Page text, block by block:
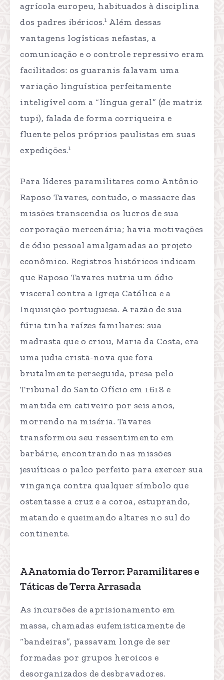
agrícola europeu, habituados à disciplina
dos padres ibéricos.1 Além dessas
vantagens logísticas nefastas, a
comunicação e o controle repressivo eram
facilitados: os guaranis falavam uma
variação linguística perfeitamente
inteligível com a “língua geral” (de matriz
tupi), falada de forma corriqueira e
fluente pelos próprios paulistas em suas
expedições.1
Para líderes paramilitares como Antônio
Raposo Tavares, contudo, o massacre das
missões transcendia os lucros de sua
corporação mercenária; havia motivações
de ódio pessoal amalgamadas ao projeto
econômico. Registros históricos indicam
que Raposo Tavares nutria um ódio
visceral contra a Igreja Católica e a
Inquisição portuguesa. A razão de sua
fúria tinha raízes familiares: sua
madrasta que o criou, Maria da Costa, era
uma judia cristã-nova que fora
brutalmente perseguida, presa pelo
Tribunal do Santo Ofício em 1618 e
mantida em cativeiro por seis anos,
morrendo na miséria. Tavares
transformou seu ressentimento em
barbárie, encontrando nas missões
jesuíticas o palco perfeito para exercer sua
vingança contra qualquer símbolo que
ostentasse a cruz e a coroa, estuprando,
matando e queimando altares no sul do
continente.
A Anatomia do Terror: Paramilitares e
Táticas de Terra Arrasada
As incursões de aprisionamento em
massa, chamadas eufemisticamente de
“bandeiras”, passavam longe de ser
formadas por grupos heroicos e
desorganizados de desbravadores.